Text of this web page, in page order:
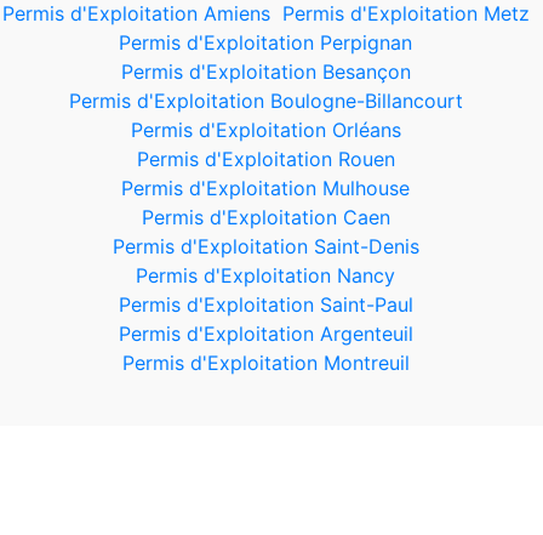
Permis d'Exploitation Amiens Permis d'Exploitation Metz
Permis d'Exploitation Perpignan
Permis d'Exploitation Besançon
Permis d'Exploitation Boulogne-Billancourt
Permis d'Exploitation Orléans
Permis d'Exploitation Rouen
Permis d'Exploitation Mulhouse
Permis d'Exploitation Caen
Permis d'Exploitation Saint-Denis
Permis d'Exploitation Nancy
Permis d'Exploitation Saint-Paul
Permis d'Exploitation Argenteuil
Permis d'Exploitation Montreuil